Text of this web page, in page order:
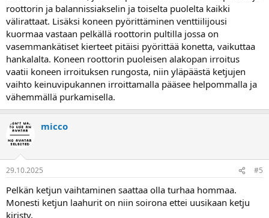
roottorin ja balannissiakselin ja toiselta puolelta kaikki
välirattaat. Lisäksi koneen pyörittäminen venttiilijousi
kuormaa vastaan pelkällä roottorin pultilla jossa on
vasemmankätiset kierteet pitäisi pyörittää konetta, vaikuttaa
hankalalta. Koneen roottorin puoleisen alakopan irroitus
vaatii koneen irroituksen rungosta, niin yläpäästä ketjujen
vaihto keinuvipukannen irroittamalla pääsee helpommalla ja
vähemmällä purkamisella.
micco
29.10.2025 #5
Pelkän ketjun vaihtaminen saattaa olla turhaa hommaa.
Monesti ketjun laahurit on niin soirona ettei uusikaan ketju
kiristy.